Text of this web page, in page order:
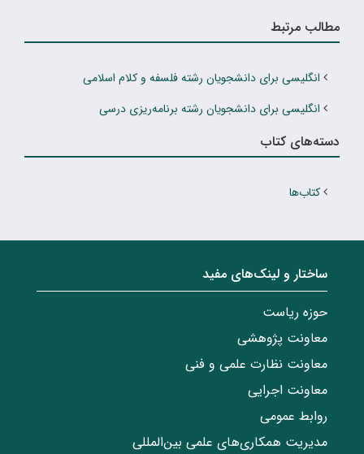
مطالب مرتبط
انگلیسی برای دانشجویان رشته فلسفه و کلام اسلامی
انگلیسى براى دانشجویان رشته برنامه‌ریزى درسى
دسته‌های کتاب
کتاب‌ها
ساختار‌‌ و‌‌ لینک‌های مفید
حوزه ریاست
معاونت پژوهشی
معاونت نظارت علمی و فنی
معاونت اجرایی
روابط عمومی
مدیریت همکاری‌های علمی بین‌المللی